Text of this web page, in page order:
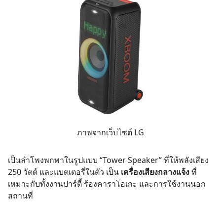
ภาพจากเว็บไซต์ LG
เป็นลำโพงพกพาในรูปแบบ “Tower Speaker” ที่ให้พลังเสียง
250 วัตต์ และแบตเตอรี่ในตัว เป็น เครื่องเสียงกลางแจ้งที่
เหมาะกับทั้งงานปาร์ตี้ ร้องคาราโอเกะ และการใช้งานนอก
สถานที่